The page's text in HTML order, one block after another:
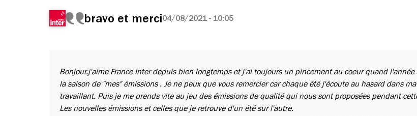
bravo et merci04/08/2021 - 10:05
Bonjour.j'aime France Inter depuis bien longtemps et j'ai toujours un pincement au coeur quand l'année
la saison de "mes" émissions . Je ne peux que vous remercier car chaque été j'écoute au hasard dans
travaillant. Puis je me prends vite au jeu des émissions de qualité qui nous sont proposées pendant
Les nouvelles émissions et celles que je retrouve d'un été sur l'autre.